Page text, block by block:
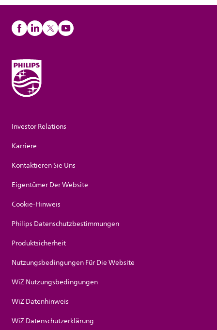
Investor Relations
Karriere
Kontaktieren Sie Uns
Eigentümer Der Website
Cookie-Hinweis
Philips Datenschutzbestimmungen
Produktsicherheit
Nutzungsbedingungen Für Die Website
WiZ Nutzungsbedingungen
WiZ Datenhinweis
WiZ Datenschutzerklärung